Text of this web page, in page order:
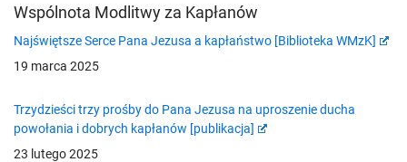
Wspólnota Modlitwy za Kapłanów
Najświętsze Serce Pana Jezusa a kapłaństwo [Biblioteka WMzK]
19 marca 2025
Trzydzieści trzy prośby do Pana Jezusa na uproszenie ducha
powołania i dobrych kapłanów [publikacja]
23 lutego 2025